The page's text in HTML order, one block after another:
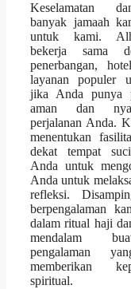
Keselamatan
banyak jamaah
untuk kami.
bekerja sama
penerbangan,
layanan populer
jika Anda punya
aman dan
perjalanan Anda.
menentukan
dekat tempat
Anda untuk
Anda untuk
refleksi.
berpengalaman
dalam ritual haji
mendalam
pengalaman
memberikan
spiritual.